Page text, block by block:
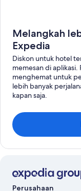
Melangkah
Expedia
Diskon untuk hotel
memesan di
menghemat untuk
lebih banyak
kapan saja.
Perusahaan